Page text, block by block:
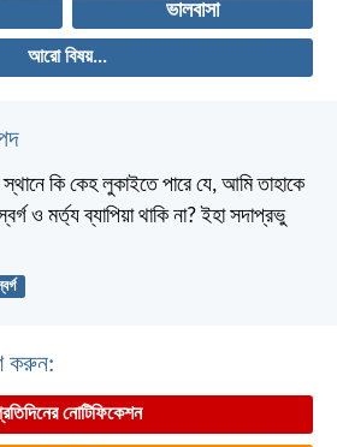
ভালবাসা
আরো বিষয়...
কি কেহ লুকাইতে পারে যে, আমি তাহাকে
ও মর্ত্য ব্যাপিয়া থাকি না? ইহা সদাপ্রভু
করুন:
নোটিফিকেশন